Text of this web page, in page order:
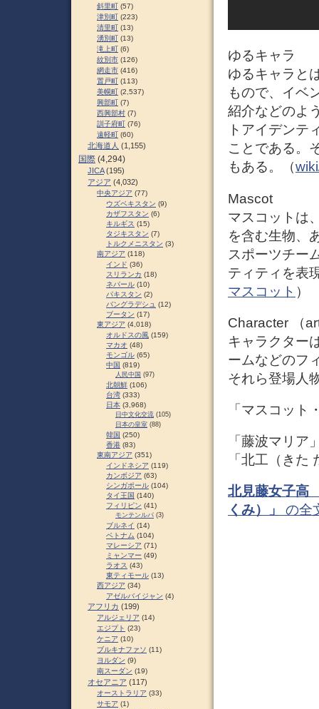
ゆるキャラ
ゆるキャラと
もので、イベ
紹介などのよ
トアイデンテ
ことである。
もある。（
Mascot
マスコットは
を含む生物、
スポーツチー
ティティを表
マスコット ）
Character （
キャラクター
ームなどのフ
それら登場人
「マスコット
「藤波マリア
「北工（きた
北見藤女子高
くみ）」
の全
斜里町 (57)
津別町 (223)
清里町 (13)
湧別町 (13)
滝上町 (6)
紋別市 (126)
網走市 (416)
置戸町 (113)
美幌町 (2,537)
興部町 (7)
西興部村 (7)
訓子府町 (76)
遠軽町 (60)
北海道人 (1,155)
国際 (4,294)
JICA(195)
アジア (4,032)
中央アジア (77)
ウズベキスタン (9)
カザフスタン (6)
キルギス (15)
タジキスタン (7)
トルクメニスタン (3)
南アジア (118)
インド (36)
スリランカ (18)
ネパール (10)
パキスタン (2)
バングラデシュ (12)
ブータン (17)
東アジア (4,018)
オルドスの風 (159)
マカオ (48)
モンゴル (65)
中国 (819)
人民中国 (97)
北朝鮮 (106)
台湾 (333)
日本 (3,968)
日中文化交流 (105)
日本の皇室 (88)
韓国 (250)
香港 (83)
東南アジア (351)
インドネシア (119)
カンボジア (63)
シンガポール (104)
タイ王国 (140)
フィリピン (41)
モンテンルパ (3)
ブルネイ (14)
ベトナム (104)
マレーシア (71)
ミャンマー (49)
ラオス (43)
東ティモール (13)
西アジア (34)
アゼルバイジャン (4)
アフリカ (199)
アルジェリア (14)
エジプト (23)
ケニア (10)
ブルキナファソ (11)
ヨルダン (9)
南スーダン (19)
オセアニア (117)
オーストラリア (33)
サモア (1)